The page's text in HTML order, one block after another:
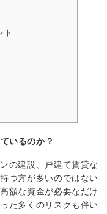
ト
いるのか？
の建設、戸建て賃貸な
つ方が多いのではない
額な資金が必要なだけ
た多くのリスクも伴い